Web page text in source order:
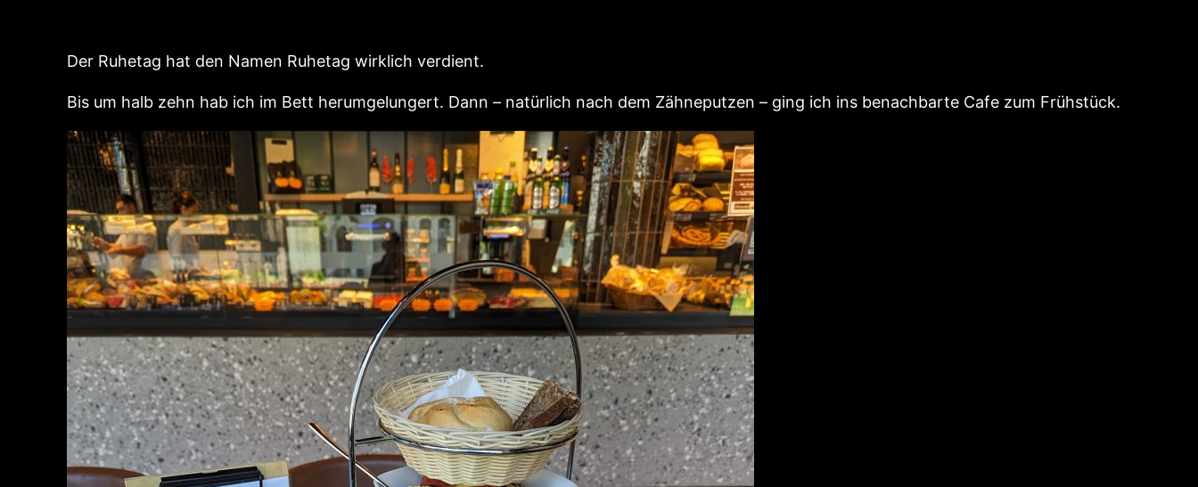
Der Ruhetag hat den Namen Ruhetag wirklich verdient.
Bis um halb zehn hab ich im Bett herumgelungert. Dann – natürlich nach dem Zähneputzen – ging ich ins benachbarte Cafe zum Frühstück.